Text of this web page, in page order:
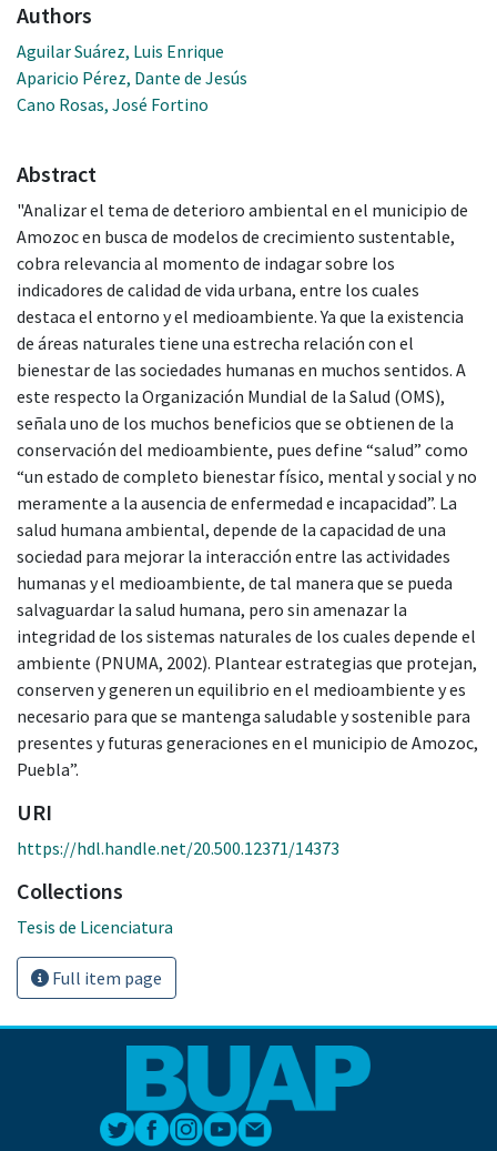
Authors
Aguilar Suárez, Luis Enrique
Aparicio Pérez, Dante de Jesús
Cano Rosas, José Fortino
Abstract
"Analizar el tema de deterioro ambiental en el municipio de
Amozoc en busca de modelos de crecimiento sustentable,
cobra relevancia al momento de indagar sobre los
indicadores de calidad de vida urbana, entre los cuales
destaca el entorno y el medioambiente. Ya que la existencia
de áreas naturales tiene una estrecha relación con el
bienestar de las sociedades humanas en muchos sentidos. A
este respecto la Organización Mundial de la Salud (OMS),
señala uno de los muchos beneficios que se obtienen de la
conservación del medioambiente, pues define “salud” como
“un estado de completo bienestar físico, mental y social y no
meramente a la ausencia de enfermedad e incapacidad”. La
salud humana ambiental, depende de la capacidad de una
sociedad para mejorar la interacción entre las actividades
humanas y el medioambiente, de tal manera que se pueda
salvaguardar la salud humana, pero sin amenazar la
integridad de los sistemas naturales de los cuales depende el
ambiente (PNUMA, 2002). Plantear estrategias que protejan,
conserven y generen un equilibrio en el medioambiente y es
necesario para que se mantenga saludable y sostenible para
presentes y futuras generaciones en el municipio de Amozoc,
Puebla”.
URI
https://hdl.handle.net/20.500.12371/14373
Collections
Tesis de Licenciatura
Full item page